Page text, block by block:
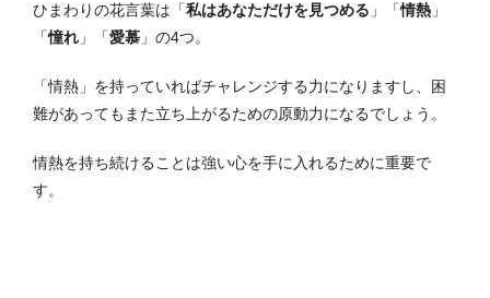
ひまわりの花言葉は「私はあなただけを見つめる 」「情熱 」
「憧れ 」「愛慕 」の4つ。
「情熱」を持っていればチャレンジする力になりますし、困
難があってもまた立ち上がるための原動力になるでしょう。
情熱を持ち続けることは強い心を手に入れるために重要で
す。